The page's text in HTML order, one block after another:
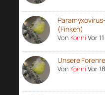
(Finken)
Von Konni Vor
Unsere
Von Konni Vor